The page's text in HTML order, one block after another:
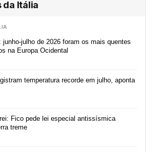
da Itália
junho-julho de 2026 foram os mais quentes
na Europa Ocidental
temperatura recorde em julho, aponta
Fico pede lei especial antissísmica
treme